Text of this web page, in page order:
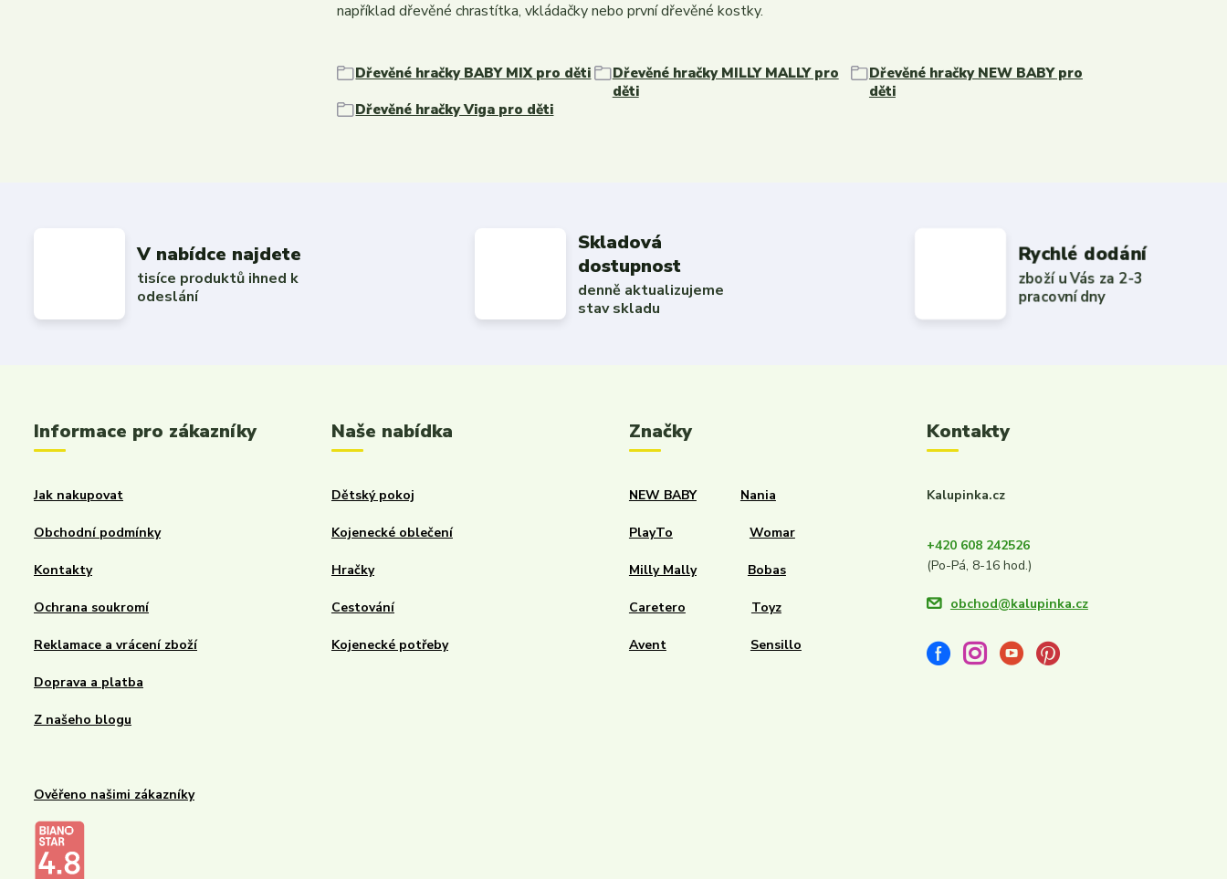
například dřevěné chrastítka, vkládačky nebo první dřevěné kostky.
Dřevěné hračky BABY MIX pro děti
Dřevěné hračky MILLY MALLY pro
děti
Dřevěné hračky NEW BABY pro
děti
Dřevěné hračky Viga pro děti
V nabídce najdete
tisíce produktů ihned k
odeslání
Skladová
dostupnost
denně aktualizujeme
stav skladu
Rychlé dodání
zboží u Vás za 2-3
pracovní dny
Informace pro zákazníky
Jak nakupovat
Obchodní podmínky
Kontakty
Ochrana soukromí
Reklamace a vrácení zboží
Doprava a platba
Z našeho blogu
Ověřeno našimi zákazníky
Naše nabídka
Dětský pokoj
Kojenecké oblečení
Hračky
Cestování
Kojenecké potřeby
Značky
NEW BABY Nania
PlayTo Womar
Milly Mally Bobas
Caretero Toyz
Avent Sensillo
Kontakty
Kalupinka.cz
+420 608 242526
(Po-Pá, 8-16 hod.)
obchod@kalupinka.cz